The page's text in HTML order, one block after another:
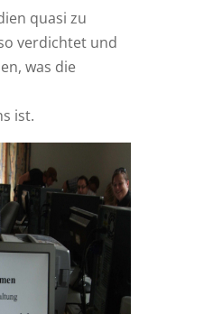
quasi zu
verdichtet und
was die
ist.